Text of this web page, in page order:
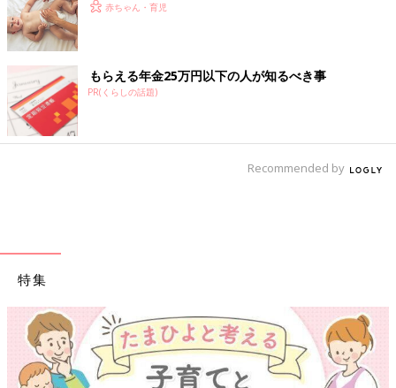
赤ちゃん・育児
もらえる年金25万円以下の人が知るべき事
PR(くらしの話題)
Recommended by
特集